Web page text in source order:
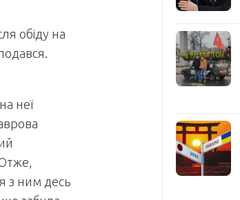
обіду на
неї
з ним десь